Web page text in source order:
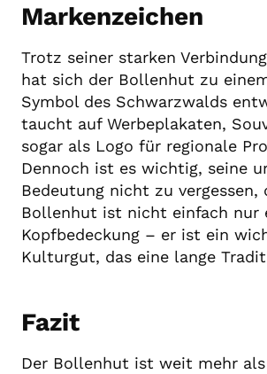
Markenzeichen
Trotz seiner starken
hat sich der Bollenhut zu
Symbol des Schwarzwalds
taucht auf Werbeplakaten,
sogar als Logo für regionale
Dennoch ist es wichtig, seine
Bedeutung nicht zu vergessen,
Bollenhut ist nicht einfach nur
Kopfbedeckung – er ist ein
Kulturgut, das eine lange
Fazit
Der Bollenhut ist weit mehr